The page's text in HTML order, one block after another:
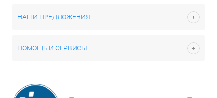
НАШИ ПРЕДЛОЖЕНИЯ
ПОМОЩЬ И СЕРВИСЫ